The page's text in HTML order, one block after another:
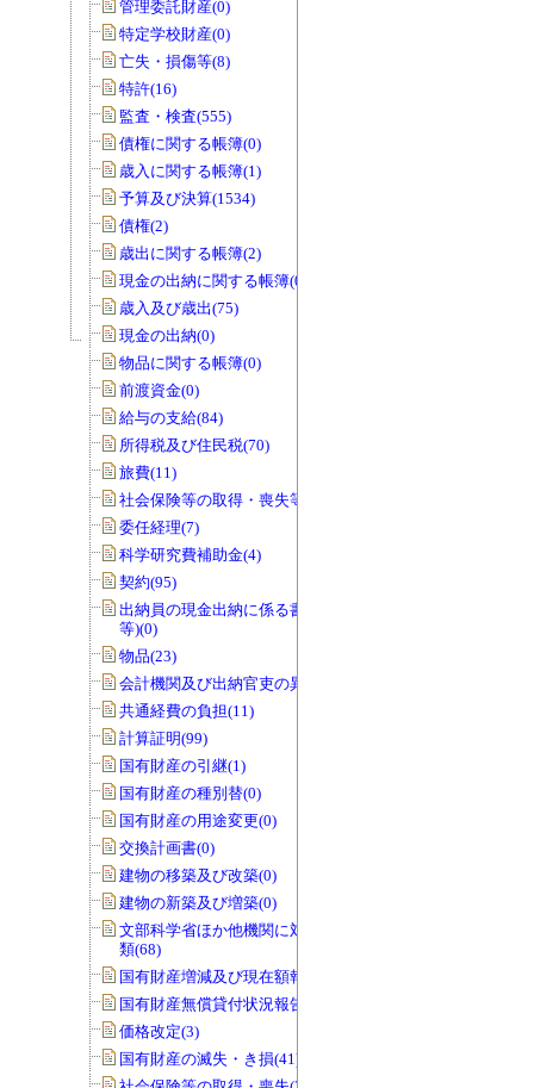
管理委託財産(0)
特定学校財産(0)
亡失・損傷等(8)
特許(16)
監査・検査(555)
債権に関する帳簿(0)
歳入に関する帳簿(1)
予算及び決算(1534)
債権(2)
歳出に関する帳簿(2)
現金の出納に関する帳簿(0)
歳入及び歳出(75)
現金の出納(0)
物品に関する帳簿(0)
前渡資金(0)
給与の支給(84)
所得税及び住民税(70)
旅費(11)
社会保険等の取得・喪失等(0)
委任経理(7)
科学研究費補助金(4)
契約(95)
出納員の現金出納に係る書類(交付伝票
等)(0)
物品(23)
会計機関及び出納官吏の異動(0)
共通経費の負担(11)
計算証明(99)
国有財産の引継(1)
国有財産の種別替(0)
国有財産の用途変更(0)
交換計画書(0)
建物の移築及び改築(0)
建物の新築及び増築(0)
文部科学省ほか他機関に対する報告書
類(68)
国有財産増減及び現在額報告書(32)
国有財産無償貸付状況報告書(0)
価格改定(3)
国有財産の滅失・き損(41)